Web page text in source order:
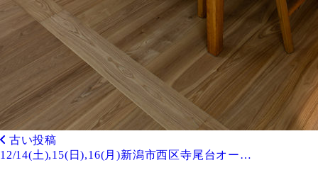
古い投稿
12/14(土),15(日),16(月)新潟市西区寺尾台オー…